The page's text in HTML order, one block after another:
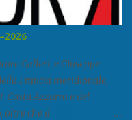
2026
Calleri e Giuseppe
Francia meridionale,
Costa Azzurra e del
oltre che il